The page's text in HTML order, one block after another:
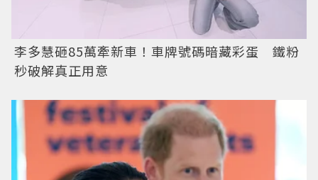
李多慧砸85萬牽新車！車牌號碼暗藏彩蛋 鐵粉
秒破解真正用意